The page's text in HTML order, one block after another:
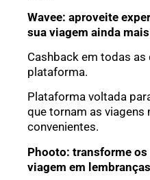
Wavee: aproveite
sua viagem ainda
Cashback em todas
plataforma.
Plataforma voltada
que tornam as viagens
convenientes.
Phooto: transforme
viagem em